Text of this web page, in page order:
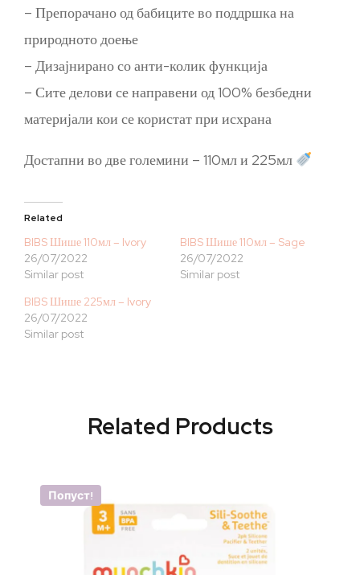
– Препорачано од бабиците во поддршка на
природното доење
– Дизајнирано со анти-колик функција
– Сите делови се направени од 100% безбедни
материјали кои се користат при исхрана
Достапни во две големини – 110мл и 225мл
Related
BIBS Шише 110мл – Ivory
26/07/2022
Similar post
BIBS Шише 110мл – Sage
26/07/2022
Similar post
BIBS Шише 225мл – Ivory
26/07/2022
Similar post
Related Products
Попуст!